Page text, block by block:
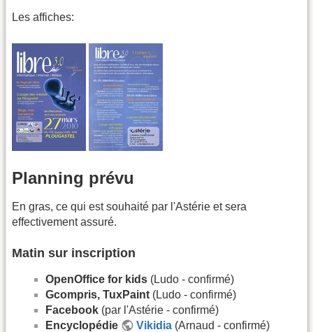
Les affiches:
Planning prévu
En gras, ce qui est souhaité par l'Astérie et sera
effectivement assuré.
Matin sur inscription
OpenOffice for kids (Ludo - confirmé)
Gcompris, TuxPaint (Ludo - confirmé)
Facebook (par l'Astérie - confirmé)
Encyclopédie
Vikidia (Arnaud - confirmé)